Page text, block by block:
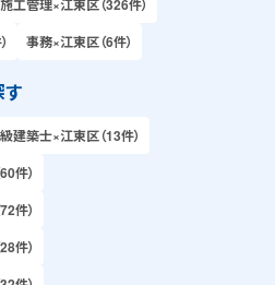
事務×江東区（6件）
建築士×江東区（13件）
件）
件）
件）